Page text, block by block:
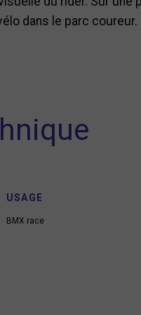
dans le parc coureur.
USAGE
BMX race